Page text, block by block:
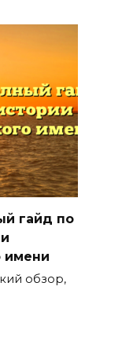
гайд по
имени
обзор,